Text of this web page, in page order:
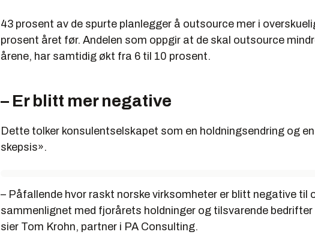
43 prosent av de spurte planlegger å outsource mer i
prosent året før. Andelen som oppgir at de skal outsource
årene, har samtidig økt fra 6 til 10 prosent.
– Er blitt mer negative
Dette tolker konsulentselskapet som en holdningsendring og
skepsis».
– Påfallende hvor raskt norske virksomheter er blitt negative til
sammenlignet med fjorårets holdninger og tilsvarende bedrifter
sier Tom Krohn, partner i PA Consulting.